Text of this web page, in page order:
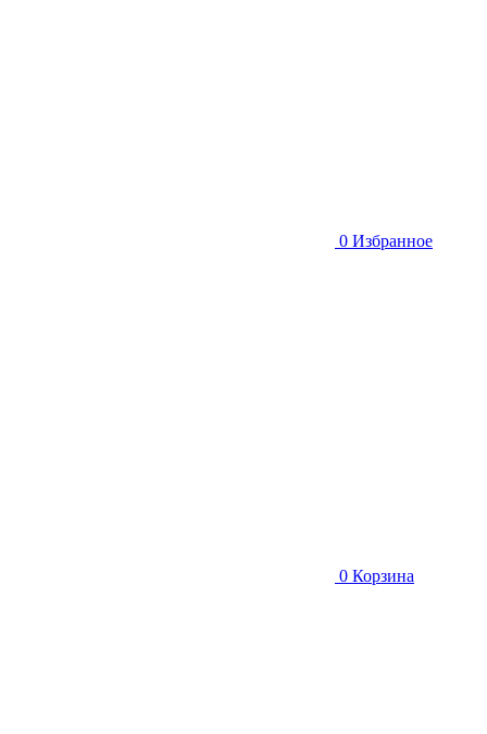
0 Избранное
0 Корзина